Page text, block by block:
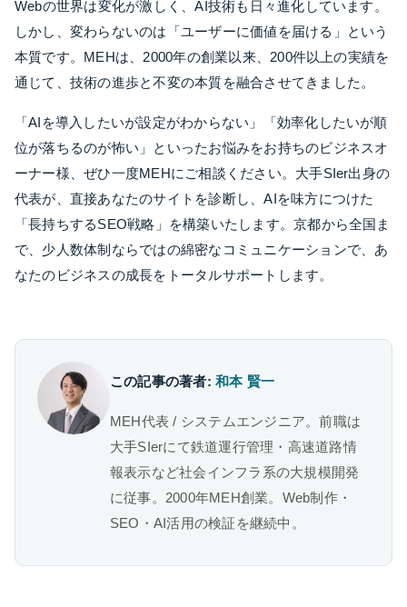
Webの世界は変化が激しく、AI技術も日々進化しています。
しかし、変わらないのは「ユーザーに価値を届ける」という
本質です。MEHは、2000年の創業以来、200件以上の実績を
通じて、技術の進歩と不変の本質を融合させてきました。
「AIを導入したいが設定がわからない」「効率化したいが順
位が落ちるのが怖い」といったお悩みをお持ちのビジネスオ
ーナー様、ぜひ一度MEHにご相談ください。大手SIer出身の
代表が、直接あなたのサイトを診断し、AIを味方につけた
「長持ちするSEO戦略」を構築いたします。京都から全国ま
で、少人数体制ならではの綿密なコミュニケーションで、あ
なたのビジネスの成長をトータルサポートします。
この記事の著者:和本 賢一
MEH代表 / システムエンジニア。前職は
大手SIerにて鉄道運行管理・高速道路情
報表示など社会インフラ系の大規模開発
に従事。2000年MEH創業。Web制作・
SEO・AI活用の検証を継続中。